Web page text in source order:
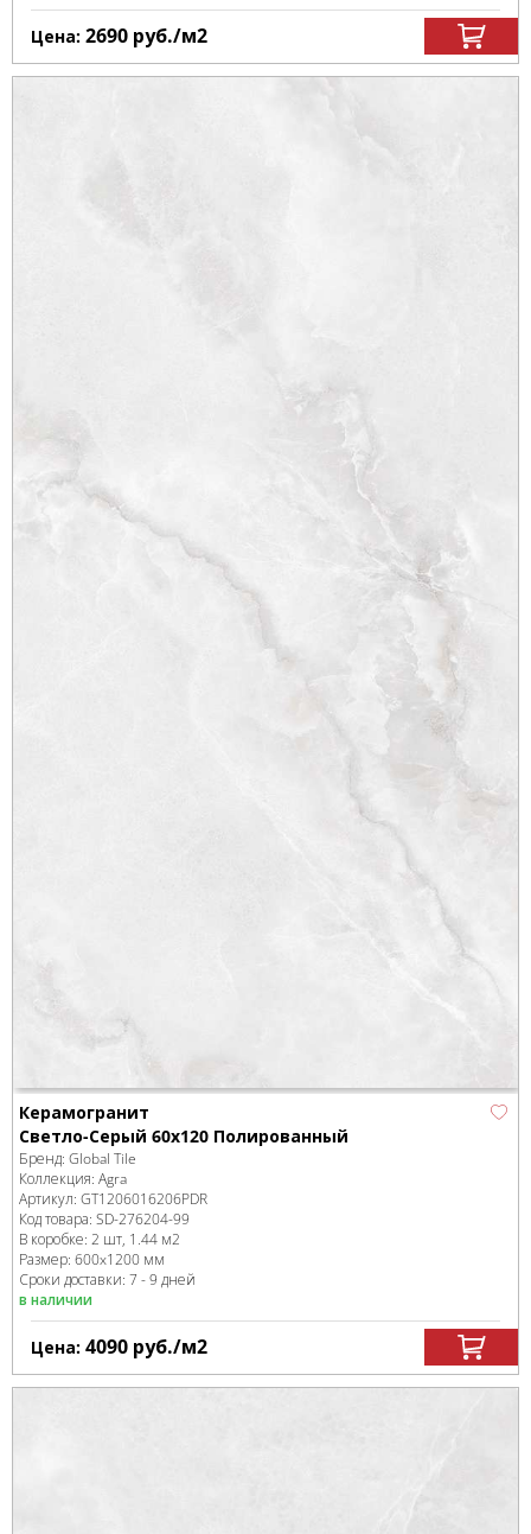
Цена: 2690 руб./м2
Керамогранит
Светло-Серый 60x120 Полированный
Бренд: Global Tile
Коллекция: Agra
Артикул: GT1206016206PDR
Код товара: SD-276204-99
В коробке: 2 шт, 1.44 м2
Размер: 600x1200 мм
Сроки доставки: 7 - 9 дней
в наличии
Цена: 4090 руб./м2